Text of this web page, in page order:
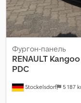
Stockelsdorf 5 187
Фургон-панель
RENAULT
PDC